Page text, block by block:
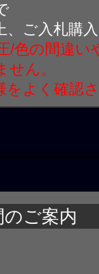
、ご入札購
/色の間違
せん。
をよく確認
ご案内